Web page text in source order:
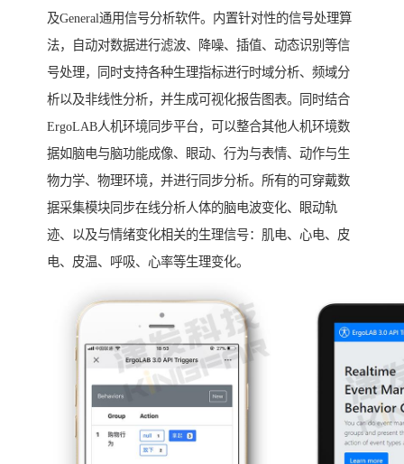
及General通用信号分析软件。内置针对性的信号处理算
法，自动对数据进行滤波、降噪、插值、动态识别等信
号处理，同时支持各种生理指标进行时域分析、频域分
析以及非线性分析，并生成可视化报告图表。同时结合
ErgoLAB人机环境同步平台，可以整合其他人机环境数
据如脑电与脑功能成像、眼动、行为与表情、动作与生
物力学、物理环境，并进行同步分析。所有的可穿戴数
据采集模块同步在线分析人体的脑电波变化、眼动轨
迹、以及与情绪变化相关的生理信号：肌电、心电、皮
电、皮温、呼吸、心率等生理变化。